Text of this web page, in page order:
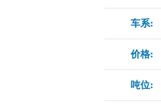
车系:
价格:
吨位: